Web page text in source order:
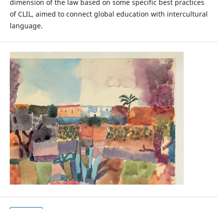
dimension of the law based on some specific best practices
of CLIL, aimed to connect global education with intercultural
language.